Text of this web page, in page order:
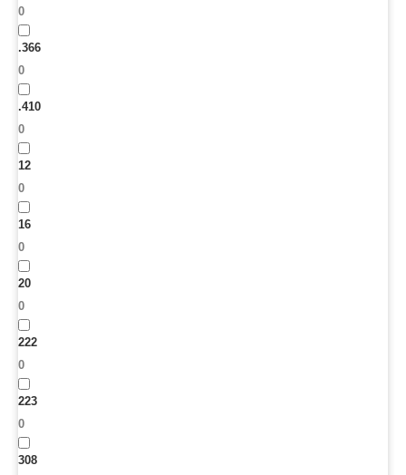
0
.366
0
.410
0
12
0
16
0
20
0
222
0
223
0
308